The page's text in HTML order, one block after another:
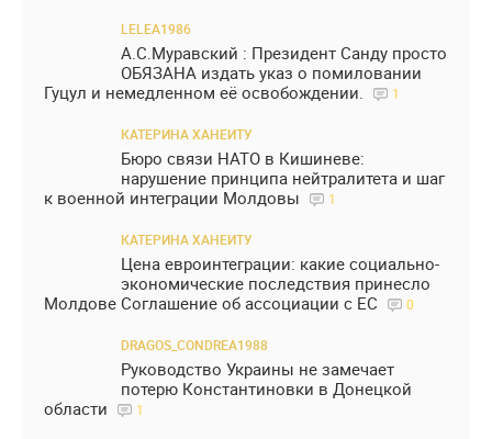
LELEA1986
А.С.Муравский : Президент Санду просто
ОБЯЗАНА издать указ о помиловании
Гуцул и немедленном её освобождении.
1
КАТЕРИНА ХАНЕИТУ
Бюро связи НАТО в Кишиневе:
нарушение принципа нейтралитета и шаг
к военной интеграции Молдовы
1
КАТЕРИНА ХАНЕИТУ
Цена евроинтеграции: какие социально-
экономические последствия принесло
Молдове Соглашение об ассоциации с ЕС
0
DRAGOS_CONDREA1988
Руководство Украины не замечает
потерю Константиновки в Донецкой
области
1